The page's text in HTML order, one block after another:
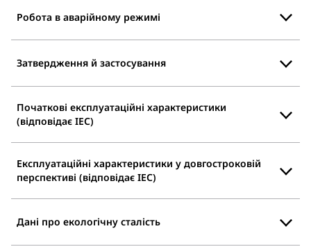
Робота в аварійному режимі
Затвердження й застосування
Початкові експлуатаційні характеристики
(відповідає IEC)
Експлуатаційні характеристики у довгостроковій
перспективі (відповідає IEC)
Дані про екологічну сталість